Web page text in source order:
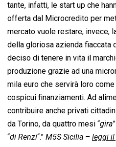
tante, infatti, le start up che
offerta dal Microcredito per
mercato vuole restare, invece,
della gloriosa azienda fiaccata
deciso di tenere in vita il
produzione grazie ad una
mila euro che servirà loro
cospicui finanziamenti. Ad
contribuire anche privati
da Torino, da quattro mesi “gira
“di Renzi“.” M5S Sicilia – leggi